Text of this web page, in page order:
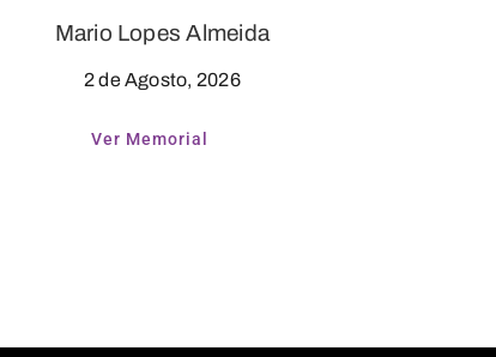
Mario Lopes Almeida
2 de Agosto, 2026
Ver Memorial